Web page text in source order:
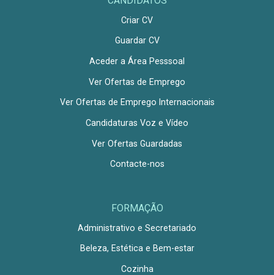
Criar CV
Guardar CV
Aceder a Área Pesssoal
Ver Ofertas de Emprego
Ver Ofertas de Emprego Internacionais
Candidaturas Voz e Vídeo
Ver Ofertas Guardadas
Contacte-nos
FORMAÇÃO
Administrativo e Secretariado
Beleza, Estética e Bem-estar
Cozinha